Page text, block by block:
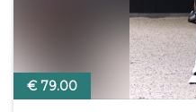
€ 79.00